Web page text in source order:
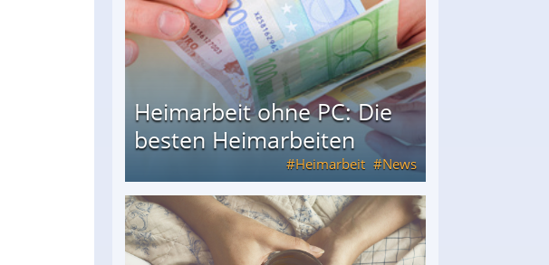
Heimarbeit ohne PC: Die
besten Heimarbeiten
Heimarbeit News
Heimarbeiten